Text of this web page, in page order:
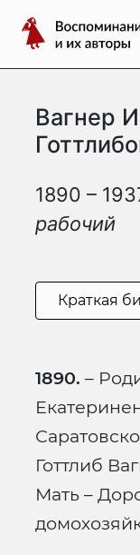
содержимому
Воспоминания
о
ГУЛАГе
их
авторы
Вагнер
1890 –
рабочий
Краткая
1890. –
Готтлиб
Мать –